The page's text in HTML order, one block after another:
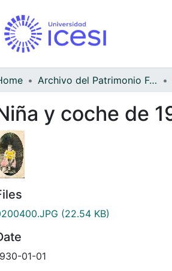
Archivo del Patrimonio Fotográfico y Fílmico del Valle del Cauca
y coche de
(22.54 KB)
01-01